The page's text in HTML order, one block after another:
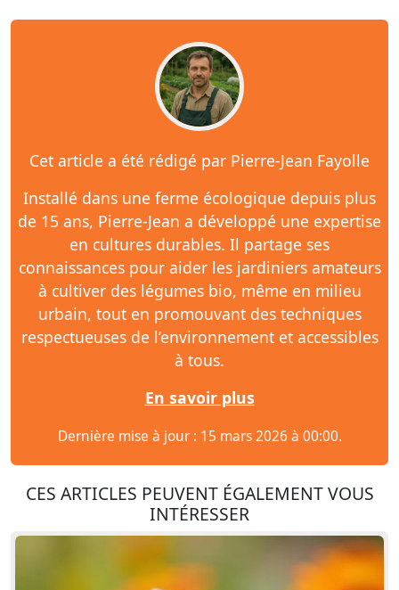
Cet article a été rédigé par Pierre-Jean Fayolle
Installé dans une ferme écologique depuis plus
de 15 ans, Pierre-Jean a développé une expertise
en cultures durables. Il partage ses
connaissances pour aider les jardiniers amateurs
à cultiver des légumes bio, même en milieu
urbain, tout en promouvant des techniques
respectueuses de l’environnement et accessibles
à tous.
En savoir plus
Dernière mise à jour : 15 mars 2026 à 00:00.
CES ARTICLES PEUVENT ÉGALEMENT VOUS
INTÉRESSER